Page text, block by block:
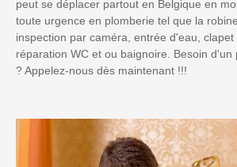
peut se déplacer partout en Belgique en
toute urgence en plomberie tel que la
inspection par caméra, entrée d'eau, clapet
réparation WC et ou baignoire. Besoin d'un
? Appelez-nous dès maintenant !!!